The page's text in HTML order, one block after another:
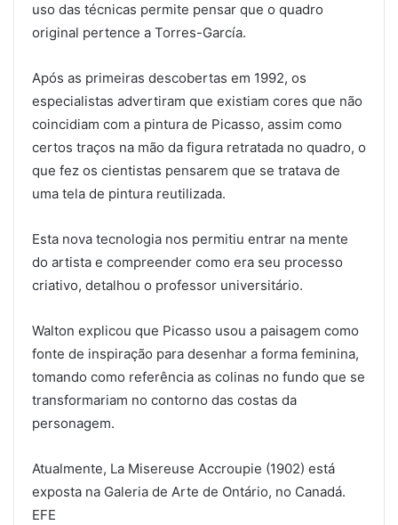
uso das técnicas permite pensar que o quadro
original pertence a Torres-García.
Após as primeiras descobertas em 1992, os
especialistas advertiram que existiam cores que não
coincidiam com a pintura de Picasso, assim como
certos traços na mão da figura retratada no quadro, o
que fez os cientistas pensarem que se tratava de
uma tela de pintura reutilizada.
Esta nova tecnologia nos permitiu entrar na mente
do artista e compreender como era seu processo
criativo, detalhou o professor universitário.
Walton explicou que Picasso usou a paisagem como
fonte de inspiração para desenhar a forma feminina,
tomando como referência as colinas no fundo que se
transformariam no contorno das costas da
personagem.
Atualmente, La Misereuse Accroupie (1902) está
exposta na Galeria de Arte de Ontário, no Canadá.
EFE